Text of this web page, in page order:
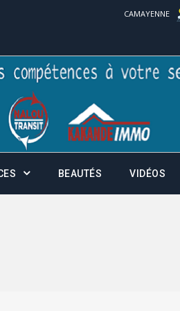
CAMAYENNE
BEAUTÉS VIDÉOS